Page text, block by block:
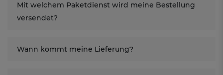
Mit welchem Paketdienst wird meine Bestellung
versendet?
Wann kommt meine Lieferung?